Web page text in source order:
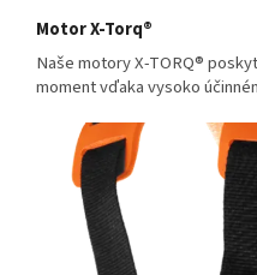
Motor X-Torq®
Naše motory X-TORQ®
moment vďaka vysoko